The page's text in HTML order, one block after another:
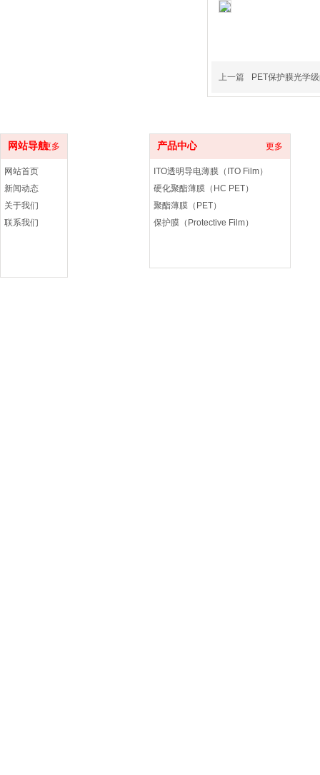
上一篇 PET保护膜光学
网站导航更多
网站首页
新闻动态
关于我们
联系我们
产品中心 更多
ITO透明导电薄膜（ITO Film）
硬化聚酯薄膜（HC PET）
聚酯薄膜（PET）
保护膜（Protective Film）